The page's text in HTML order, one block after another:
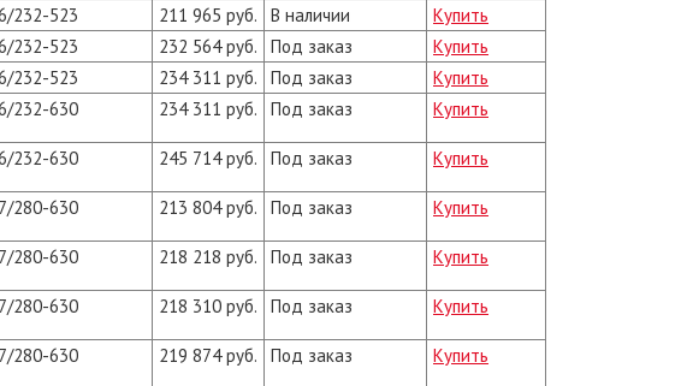
232-523 211 965 руб. В наличии
Купить
232-523 232 564 руб. Под заказ
Купить
232-523 234 311 руб. Под заказ
Купить
232-630 234 311 руб. Под заказ Купить
232-630 245 714 руб. Под заказ Купить
280-630 213 804 руб. Под заказ Купить
280-630 218 218 руб. Под заказ Купить
280-630 218 310 руб. Под заказ Купить
280-630 219 874 руб. Под заказ Купить